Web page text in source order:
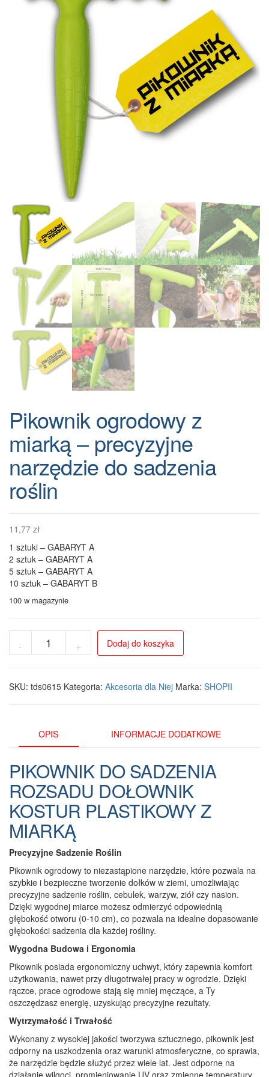
Pikownik ogrodowy z
miarką – precyzyjne
narzędzie do sadzenia
roślin
11,77 zł
1 sztuki – GABARYT A
2 sztuk – GABARYT A
5 sztuk – GABARYT A
10 sztuk – GABARYT B
100 w magazynie
-
Pikownik
miarką
do
sadzenia
+ Dodaj do koszyka
SKU: tds0615 Kategoria: Akcesoria dla Niej Marka: SHOPII
OPIS INFORMACJE DODATKOWE
PIKOWNIK DO SADZENIA
ROZSADU DOŁOWNIK
KOSTUR PLASTIKOWY Z
MIARKĄ
Precyzyjne Sadzenie Roślin
Pikownik ogrodowy to niezastąpione narzędzie, które pozwala na
szybkie i bezpieczne tworzenie dołków w ziemi, umożliwiając
precyzyjne sadzenie roślin, cebulek, warzyw, ziół czy nasion.
Dzięki wygodnej miarce możesz odmierzyć odpowiednią
głębokość otworu (0-10 cm), co pozwala na idealne dopasowanie
głębokości sadzenia dla każdej rośliny.
Wygodna Budowa i Ergonomia
Pikownik posiada ergonomiczny uchwyt, który zapewnia komfort
użytkowania, nawet przy długotrwałej pracy w ogrodzie. Dzięki
rączce, prace ogrodowe stają się mniej męczące, a Ty
oszczędzasz energię, uzyskując precyzyjne rezultaty.
Wytrzymałość i Trwałość
Wykonany z wysokiej jakości tworzywa sztucznego, pikownik jest
odporny na uszkodzenia oraz warunki atmosferyczne, co sprawia,
że narzędzie będzie służyć przez wiele lat. Jest odporne na